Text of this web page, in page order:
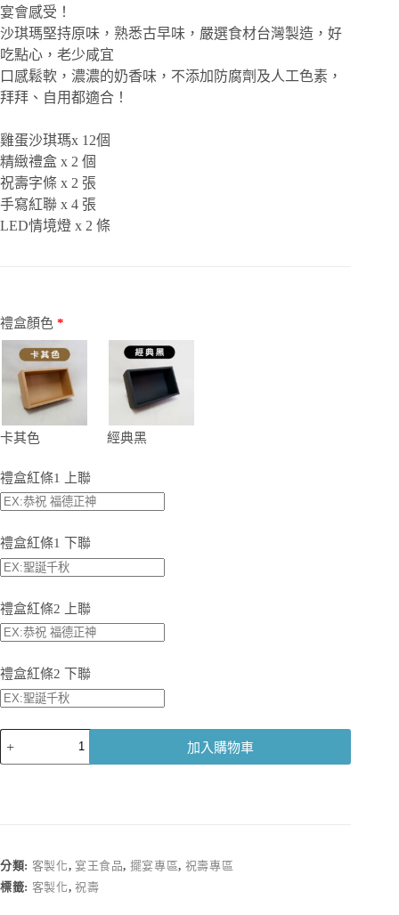
宴會感受！
沙琪瑪堅持原味，熟悉古早味，嚴選食材台灣製造，好
吃點心，老少咸宜
口感鬆軟，濃濃的奶香味，不添加防腐劑及人工色素，
拜拜、自用都適合！
雞蛋沙琪瑪x 12個
精緻禮盒 x 2 個
祝壽字條 x 2 張
手寫紅聯 x 4 張
LED情境燈 x 2 條
禮盒顏色 *
卡其色 經典黑
禮盒紅條1 上聯
禮盒紅條1 下聯
禮盒紅條2 上聯
禮盒紅條2 下聯
瑪
禮
加入購物車
分類: 客製化, 宴王食品, 擺宴專區, 祝壽專區
標籤: 客製化, 祝壽